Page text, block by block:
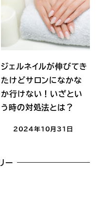
ジェルネイルが伸びてき
たけどサロンになかな
か行けない！いざとい
う時の対処法とは？
2024年10月31日
ー